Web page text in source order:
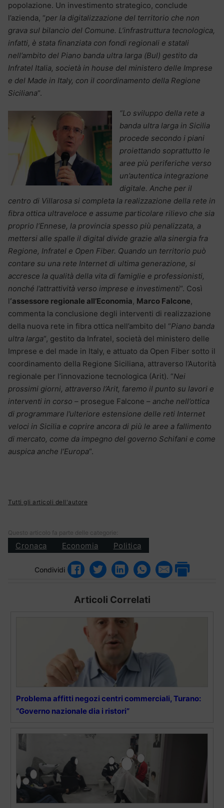
popolazione. Un investimento strategico, conclude
l’azienda, “per la digitalizzazione del territorio che non
grava sul bilancio del Comune. L’infrastruttura tecnologica,
infatti, è stata finanziata con fondi regionali e statali
nell’ambito del Piano banda ultra larga (Bul) gestito da
Infratel Italia, società in house del ministero delle Imprese
e del Made in Italy, con il coordinamento della Regione
Siciliana“.
“Lo sviluppo della rete a
banda ultra larga in Sicilia
procede secondo i piani
proiettando soprattutto le
aree più periferiche verso
un’autentica integrazione
digitale. Anche per il
centro di Villarosa si completa la realizzazione della rete in
fibra ottica ultraveloce e assume particolare rilievo che sia
proprio l’Ennese, la provincia spesso più penalizzata, a
mettersi alle spalle il digital divide grazie alla sinergia fra
Regione, Infratel e Open Fiber. Quando un territorio può
contare su una rete Internet di ultima generazione, si
accresce la qualità della vita di famiglie e professionisti,
nonché l’attrattività verso imprese e investimenti“. Così
l‘assessore regionale all’Economia, Marco Falcone,
commenta la conclusione degli interventi di realizzazione
della nuova rete in fibra ottica nell’ambito del “Piano banda
ultra larga“, gestito da Infratel, società del ministero delle
Imprese e del made in Italy, e attuato da Open Fiber sotto il
coordinamento della Regione Siciliana, attraverso l’Autorità
regionale per l’innovazione tecnologica (Arit). “Nei
prossimi giorni, attraverso l’Arit, faremo il punto su lavori e
interventi in corso – prosegue Falcone – anche nell’ottica
di programmare l’ulteriore estensione delle reti Internet
veloci in Sicilia e coprire ancora di più le aree a fallimento
di mercato, come da impegno del governo Schifani e come
auspica anche l’Europa“.
Tutti gli articoli dell'autore
Questo articolo fa parte delle categorie:
Cronaca Economia Politica
Condividi
Articoli Correlati
Problema affitti negozi centri commerciali, Turano:
“Governo nazionale dia i ristori”